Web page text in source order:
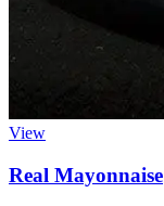
View
Real Mayonnaise